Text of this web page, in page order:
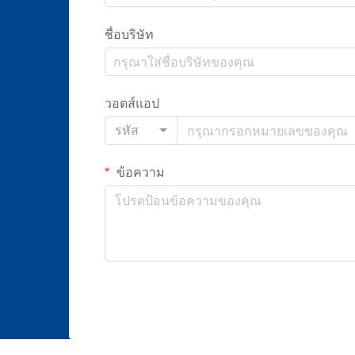
ชื่อบริษัท
วอตส์แอป
รหัส
ข้อความ